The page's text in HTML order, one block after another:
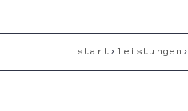
start › leistungen ›